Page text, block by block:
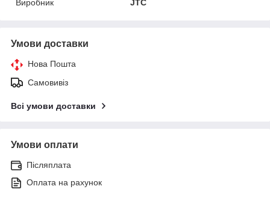
Виробник
JTC
Умови доставки
Нова Пошта
Самовивіз
Всі умови доставки
Умови оплати
Післяплата
Оплата на рахунок